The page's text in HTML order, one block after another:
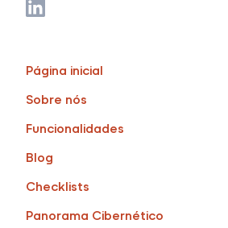
Página inicial
Sobre nós
Funcionalidades
Blog
Checklists
Panorama Cibernético